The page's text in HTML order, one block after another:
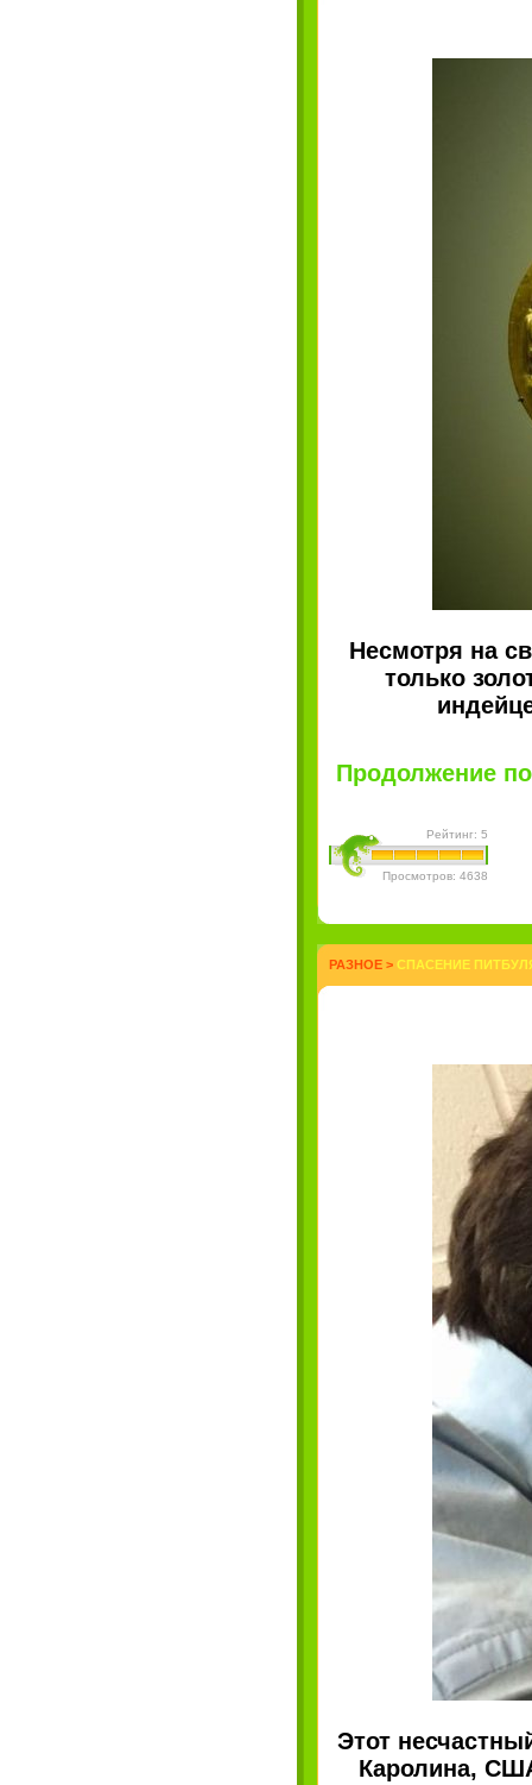
Несмотря на
только
Продолжение
Рейтинг: 5
Просмотров: 4638
РАЗНОЕ > СПАСЕНИЕ
Этот
Каролина,